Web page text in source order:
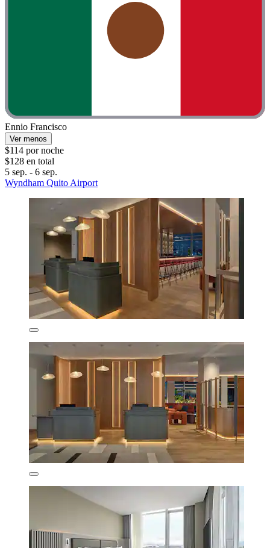
Ennio Francisco
Ver menos
$114 por noche
$128 en total
5 sep. - 6 sep.
Wyndham Quito Airport